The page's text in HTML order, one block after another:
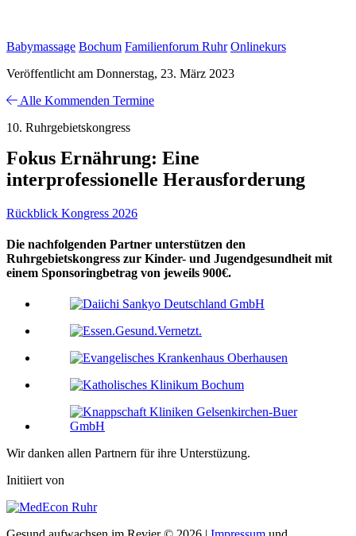
Babymassage Bochum Familienforum Ruhr Onlinekurs
Veröffentlicht am Donnerstag, 23. März 2023
Alle Kommenden Termine
10. Ruhrgebietskongress
Fokus Ernährung: Eine
interprofessionelle Herausforderung
Rückblick Kongress 2026
Die nachfolgenden Partner unterstützen den
Ruhrgebietskongress zur Kinder- und Jugendgesundheit mit
einem Sponsoringbetrag von jeweils 900€.
Wir danken allen Partnern für ihre Unterstüzung.
Initiiert von